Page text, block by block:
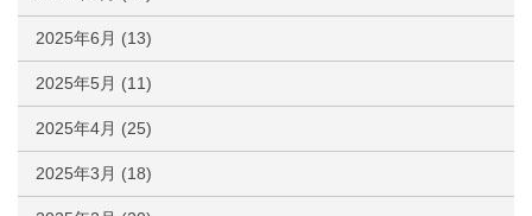
2025年6月 (13)
2025年5月 (11)
2025年4月 (25)
2025年3月 (18)